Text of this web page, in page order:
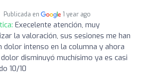
Publicada en 1 year ago
Execelente atención, muy
la valoración, sus sesiones me han
dolor intenso en la columna y ahora
disminuyó muchísimo ya es casi
10/10